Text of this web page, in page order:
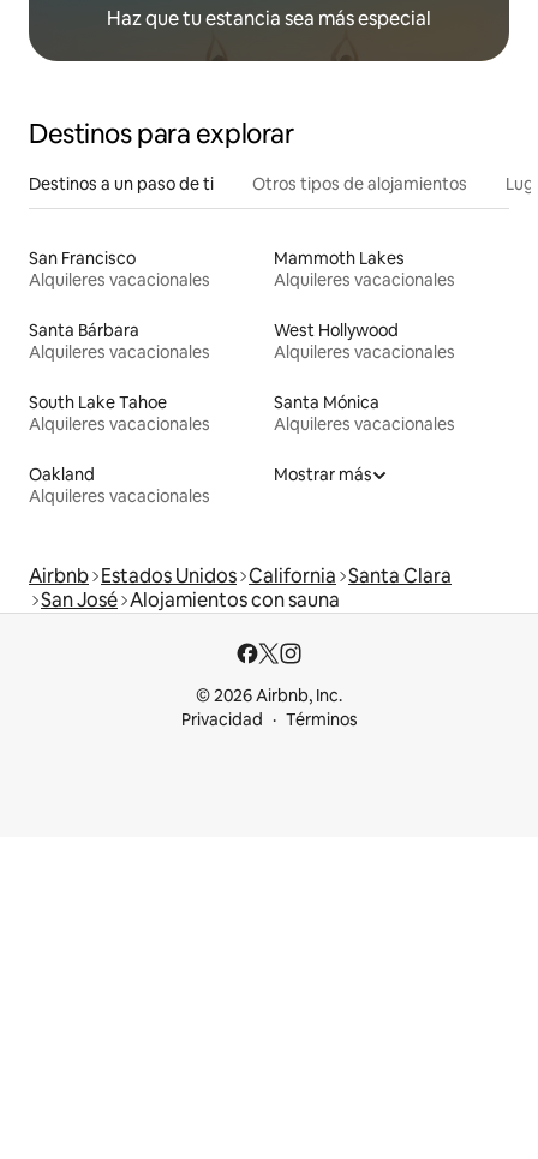
Haz que tu estancia sea más especial
Destinos para explorar
Destinos a un paso de ti Otros tipos de alojamientos
San Francisco
Alquileres vacacionales
Mammoth Lakes
Alquileres vacacionales
Santa Bárbara
Alquileres vacacionales
West Hollywood
Alquileres vacacionales
South Lake Tahoe
Alquileres vacacionales
Santa Mónica
Alquileres vacacionales
Oakland
Alquileres vacacionales
Mostrar más
Airbnb Estados Unidos California Santa Clara
San José Alojamientos con sauna
© 2026 Airbnb, Inc.
Privacidad
Términos